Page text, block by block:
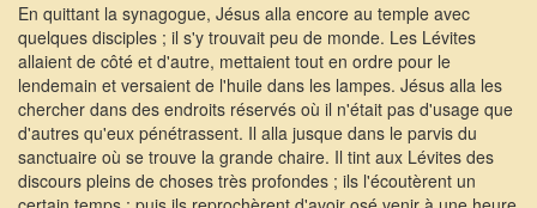
En quittant la synagogue, Jésus alla encore au temple avec
quelques disciples ; il s'y trouvait peu de monde. Les Lévites
allaient de côté et d'autre, mettaient tout en ordre pour le
lendemain et versaient de l'huile dans les lampes. Jésus alla les
chercher dans des endroits réservés où il n'était pas d'usage que
d'autres qu'eux pénétrassent. Il alla jusque dans le parvis du
sanctuaire où se trouve la grande chaire. Il tint aux Lévites des
discours pleins de choses très profondes ; ils l'écoutèrent un